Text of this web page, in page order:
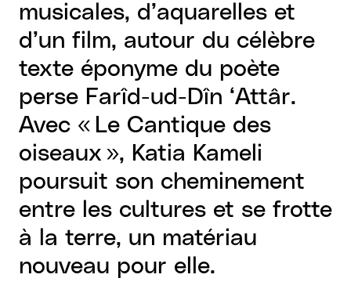
musicales, d’aquarelles et
d’un film, autour du célèbre
texte éponyme du poète
perse Farîd-ud-Dîn ‘Attâr.
Avec « Le Cantique des
oiseaux », Katia Kameli
poursuit son cheminement
entre les cultures et se frotte
à la terre, un matériau
nouveau pour elle.